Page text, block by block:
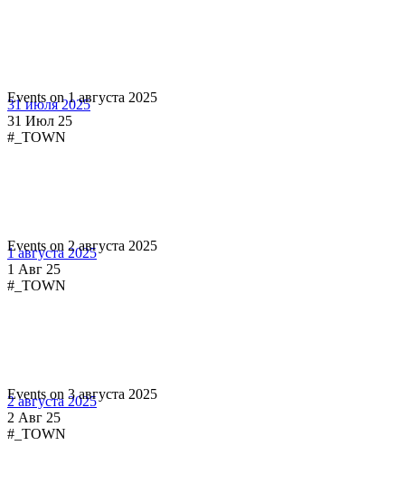
31 июля 2025
31 Июл 25
#_TOWN
Events on 1 августа 2025
1 августа 2025
1 Авг 25
#_TOWN
Events on 2 августа 2025
2 августа 2025
2 Авг 25
#_TOWN
Events on 3 августа 2025